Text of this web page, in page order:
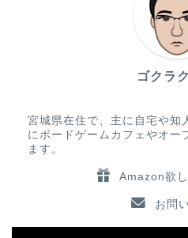
ゴクラ
宮城県在住で、主に自宅や知
にボードゲームカフェやオー
ます。
Amazon欲
お問